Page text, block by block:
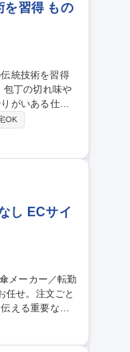
を習得 もの
包丁の切れ味や
がいある仕事
立していま
す。 募集
OK
し ECサイ
える重要なポ